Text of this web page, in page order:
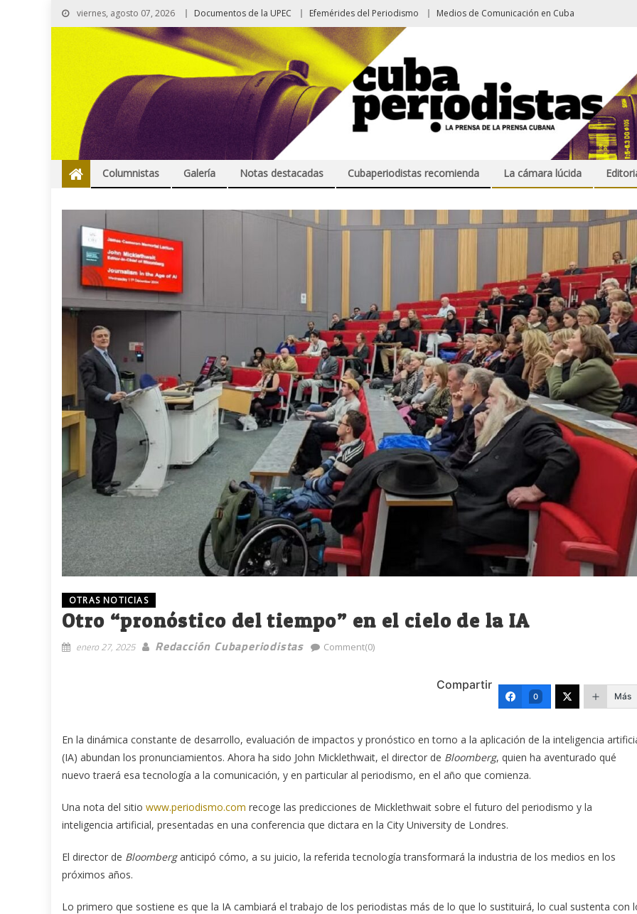
viernes, agosto 07, 2026 Documentos de la UPEC Efemérides del Periodismo Medios de Comunicación en Cuba
Columnistas Galería Notas destacadas Cubaperiodistas recomienda La cámara lúcida
OTRAS NOTICIAS
Otro “pronóstico del tiempo” en el cielo de la IA
enero 27, 2025 Redacción Cubaperiodistas Comment(0)
Compartir
0 Más
En la dinámica constante de desarrollo, evaluación de impactos y pronóstico en torno a la aplicación de la inteligencia
(IA) abundan los pronunciamientos. Ahora ha sido John Micklethwait, el director de Bloomberg, quien ha aventurado qué
nuevo traerá esa tecnología a la comunicación, y en particular al periodismo, en el año que comienza.
Una nota del sitio www.periodismo.com recoge las predicciones de Micklethwait sobre el futuro del periodismo y la
inteligencia artificial, presentadas en una conferencia que dictara en la City University de Londres.
El director de Bloomberganticipó cómo, a su juicio, la referida tecnología transformará la industria de los medios en los
próximos años.
Lo primero que sostiene es que la IA cambiará el trabajo de los periodistas más de lo que lo sustituirá, lo cual sustenta con